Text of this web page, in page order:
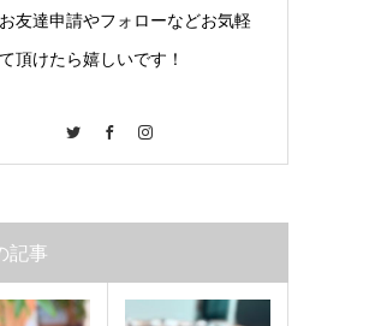
友達申請やフォローなどお気軽
頂けたら嬉しいです！
Twitter Facebook
記事